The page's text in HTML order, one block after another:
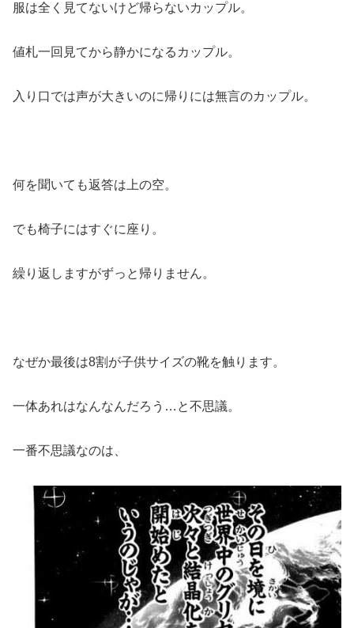
服は全く見てないけど帰らないカップル。
値札一回見てから静かになるカップル。
入り口では声が大きいのに帰りには無言のカップル。
何を聞いても返答は上の空。
でも椅子にはすぐに座り。
繰り返しますがずっと帰りません。
なぜか最後は8割が子供サイズの靴を触ります。
一体あれはなんなんだろう…と不思議。
一番不思議なのは、